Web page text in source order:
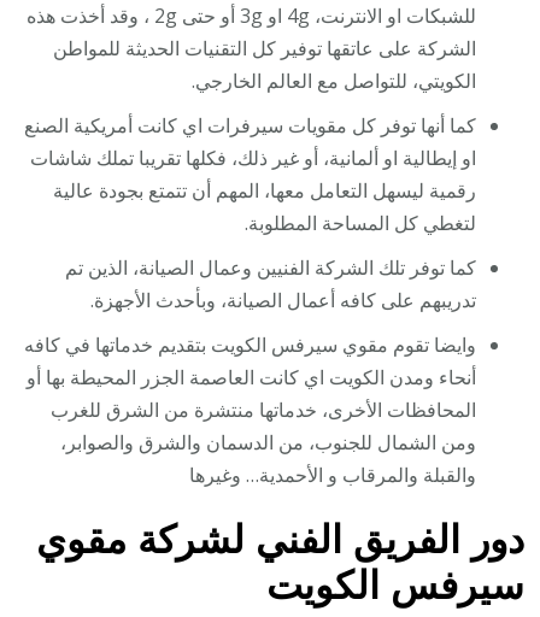
للشبكات او الانترنت، 4g او 3g أو حتى 2g ، وقد أخذت هذه
الشركة على عاتقها توفير كل التقنيات الحديثة للمواطن
الكويتي، للتواصل مع العالم الخارجي.
كما أنها توفر كل مقويات سيرفرات اي كانت أمريكية الصنع
او إيطالية او ألمانية، أو غير ذلك، فكلها تقريبا تملك شاشات
رقمية ليسهل التعامل معها، المهم أن تتمتع بجودة عالية
لتغطي كل المساحة المطلوبة.
كما توفر تلك الشركة الفنيين وعمال الصيانة، الذين تم
تدريبهم على كافه أعمال الصيانة، وبأحدث الأجهزة.
وايضا تقوم مقوي سيرفس الكويت بتقديم خدماتها في كافه
أنحاء ومدن الكويت اي كانت العاصمة الجزر المحيطة بها أو
المحافظات الأخرى، خدماتها منتشرة من الشرق للغرب
ومن الشمال للجنوب، من الدسمان والشرق والصوابر،
والقبلة والمرقاب و الأحمدية… وغيرها
دور الفريق الفني لشركة مقوي
سيرفس الكويت